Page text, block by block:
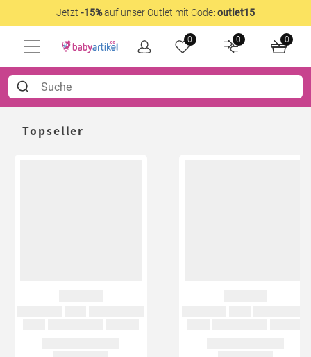
Jetzt -15%auf unser Outlet mit Code: outlet15
0 0 0
Topseller